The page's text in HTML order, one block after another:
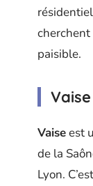
cherchent
paisible.
Vaise
Vaiseest
de la
Lyon.